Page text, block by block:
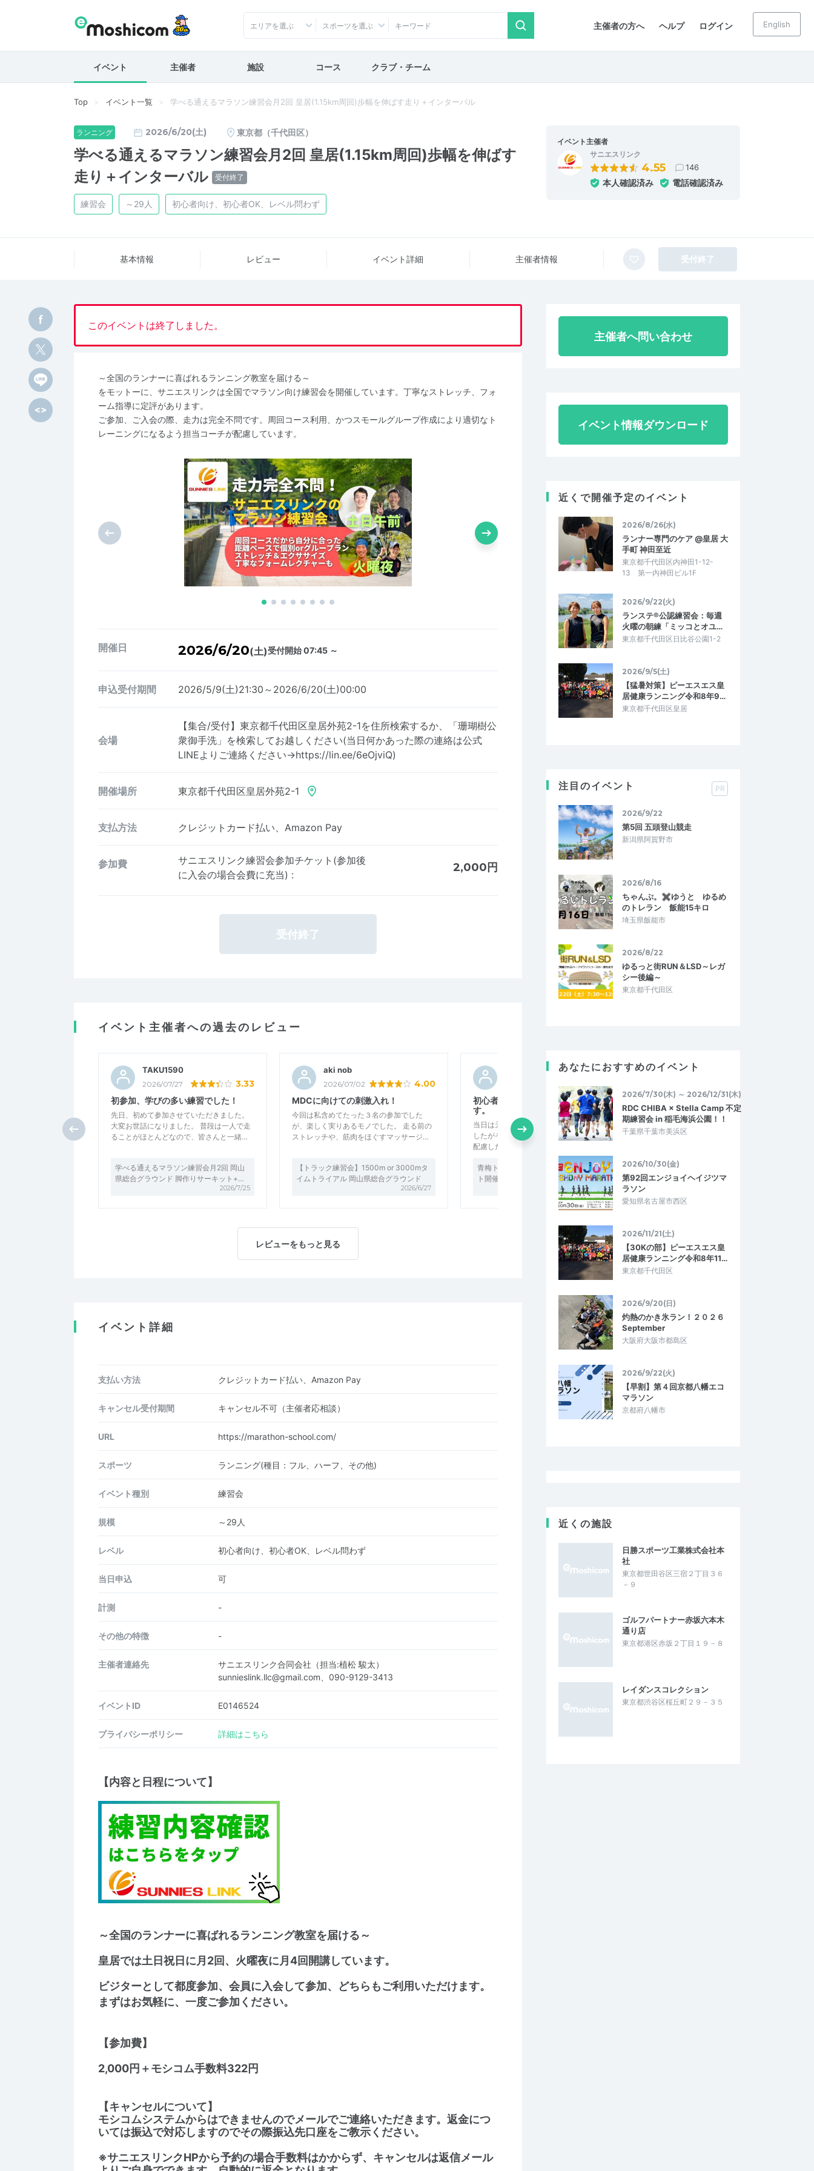
主催者の方へ ヘルプ ログイン
エリアを選ぶ スポーツを選ぶ English
イベント 主催者 施設 コース クラブ・チーム
Top イベント一覧 学べる通えるマラソン練習会月2回 皇居(1.15km周回)歩幅を伸ばす走り＋インターバル
ランニング 2026/6/20(土) 東京都（千代田区）
学べる通えるマラソン練習会月2回 皇居(1.15km周回)歩幅を伸ばす
走り＋インターバル
受付終了
練習会 ～29人 初心者向け、初心者OK、レベル問わず
イベント主催者
サニエスリンク
4.55 146
本人確認済み 電話確認済み
基本情報 レビュー イベント詳細 主催者情報 受付終了
このイベントは終了しました。
～全国のランナーに喜ばれるランニング教室を届ける～
をモットーに、サニエスリンクは全国でマラソン向け練習会を開催しています。丁寧なストレッチ、フォ
ーム指導に定評があります。
ご参加、ご入会の際、走力は完全不問です。周回コース利用、かつスモールグループ作成により適切なト
レーニングになるよう担当コーチが配慮しています。
開催日 2026/6/20(土)受付開始 07:45 ～
申込受付期間 2026/5/9(土)21:30～2026/6/20(土)00:00
会場
【集合/受付】東京都千代田区皇居外苑2-1を住所検索するか、「珊瑚樹公
衆御手洗」を検索してお越しください(当日何かあった際の連絡は公式
LINEよりご連絡ください→https://lin.ee/6eOjviQ)
開催場所 東京都千代田区皇居外苑2-1
支払方法 クレジットカード払い、Amazon Pay
参加費
サニエスリンク練習会参加チケット(参加後
に入会の場合会費に充当) :
2,000円
受付終了
イベント主催者への過去のレビュー
TAKU1590
2026/07/27 3.33
初参加、学びの多い練習でした！
先日、初めて参加させていただきました。
大変お世話になりました。 普段は一人で走
ることがほとんどなので、皆さんと一緒…
学べる通えるマラソン練習会月2回 岡山
県総合グラウンド 脚作りサーキット+…
2026/7/25
aki nob
2026/07/02 4.00
MDCに向けての刺激入れ！
今回は私含めてたった３名の参加でした
が、楽しく実りあるモノでした。 走る前の
ストレッチや、筋肉をほぐすマッサージ…
【トラック練習会】1500m or 3000mタ
イムトライアル 岡山県総合グラウンド
2026/6/27
4.33
初心者にも丁寧に対応してくれま
す。
当日は天候がよくなく、参加者が少人数で
したがその分トレラン初心者の私にも十分
配慮したペースでの練習を行なっていた…
青梅トレイル初・中級者向け定例イベン
ト開催中！
2026/6/28
satoyama11
前傾姿勢 プラス インターバル
今まで自己流で練習していましたが、沢山
の学びがありました、ランニング中もコー
チが気さくに話しかけてくれてランニン…
学べる通えるマラソン練習会月4回 千葉
市稲毛海浜公園 前傾＋インターバル走
レビューをもっと見る
イベント詳細
支払い方法 クレジットカード払い、Amazon Pay
キャンセル受付期間 キャンセル不可（主催者応相談）
URL https://marathon-school.com/
スポーツ ランニング(種目：フル、ハーフ、その他)
イベント種別 練習会
規模 ～29人
レベル 初心者向け、初心者OK、レベル問わず
当日申込 可
計測 -
その他の特徴 -
主催者連絡先
サニエスリンク合同会社（担当:植松 駿太）
sunnieslink.llc@gmail.com、090-9129-3413
イベントID E0146524
プライバシーポリシー 詳細はこちら
【内容と日程について】
～全国のランナーに喜ばれるランニング教室を届ける～
皇居では土日祝日に月2回、火曜夜に月4回開講しています。
ビジターとして都度参加、会員に入会して参加、どちらもご利用いただけます。
まずはお気軽に、一度ご参加ください。
【参加費】
2,000円＋モシコム手数料322円
【キャンセルについて】
モシコムシステムからはできませんのでメールでご連絡いただきます。返金につ
いては振込で対応しますのでその際振込先口座をご教示ください。
※サニエスリンクHPから予約の場合手数料はかからず、キャンセルは返信メール
主催者へ問い合わせ
イベント情報ダウンロード
近くで開催予定のイベント
2026/8/26(水)
ランナー専門のケア @皇居 大
手町 神田至近
東京都千代田区内神田1-12-
13 第一内神田ビル1F
2026/9/22(火)
ランステ®公認練習会：毎週
火曜の朝練「ミッコとオユ…
東京都千代田区日比谷公園1-2
2026/9/5(土)
【猛暑対策】ピーエスエス皇
居健康ランニング令和8年9…
東京都千代田区皇居
注目のイベント PR
2026/9/22
第5回 五頭登山競走
新潟県阿賀野市
2026/8/16
ちゃんぷ。✖ゆうと ゆるめ
のトレラン 飯能15キロ
埼玉県飯能市
2026/8/22
ゆるっと街RUN＆LSD～レガ
シー後編～
東京都千代田区
あなたにおすすめのイベント
2026/7/30(木) ～ 2026/12/31(木)
RDC CHIBA × Stella Camp 不定
期練習会 in 稲毛海浜公園！！
千葉県千葉市美浜区
2026/10/30(金)
第92回エンジョイヘイジツマ
ラソン
愛知県名古屋市西区
2026/11/21(土)
【30Kの部】ピーエスエス皇
居健康ランニング令和8年11…
東京都千代田区
2026/9/20(日)
灼熱のかき氷ラン！２０２６
September
大阪府大阪市都島区
2026/9/22(火)
【早割】第４回京都八幡エコ
マラソン
京都府八幡市
近くの施設
日勝スポーツ工業株式会社本
社
東京都世田谷区三宿２丁目３６
－９
ゴルフパートナー赤坂六本木
通り店
東京都港区赤坂２丁目１９－８
レイダンスコレクション
東京都渋谷区桜丘町２９－３５